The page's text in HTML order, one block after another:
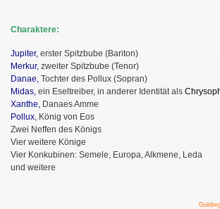
Charaktere:
Jupiter, erster Spitzbube (Bariton)
Merkur, zweiter Spitzbube (Tenor)
Danae, Tochter des Pollux (Sopran)
Midas, ein Eseltreiber, in anderer Identität als
Xanthe, Danaes Amme
Pollux, König von Eos
Zwei Neffen des Königs
Vier weitere Könige
Vier Konkubinen: Semele, Europa, Alkmene, Leda
und weitere